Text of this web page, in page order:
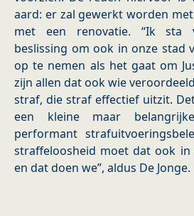
aard: er zal gewerkt worden
met een renovatie. “Ik sta
beslissing om ook in onze stad
op te nemen als het gaat om
zijn allen dat ook wie
straf, die straf effectief uitzit.
een kleine maar
performant
straffeloosheid moet dat ook
en dat doen we”, aldus De Jonge.